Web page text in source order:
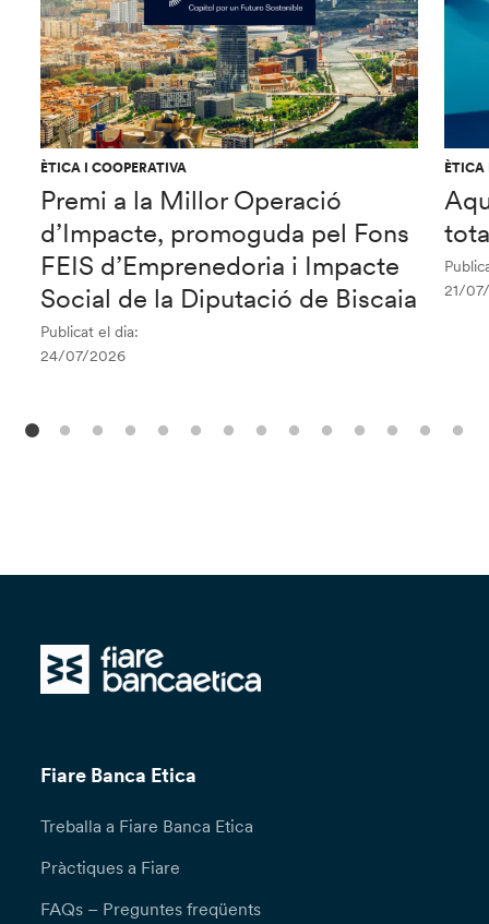
ÈTICA I COOPERATIVA
Premi a la Millor Operació
d’Impacte, promoguda pel Fons
FEIS d’Emprenedoria i Impacte
Social de la Diputació de Biscaia
Publicat el dia:
24/07/2026
ÈTICA
21/
Fiare Banca Etica
Treballa a Fiare Banca Etica
Pràctiques a Fiare
FAQs – Preguntes freqüents